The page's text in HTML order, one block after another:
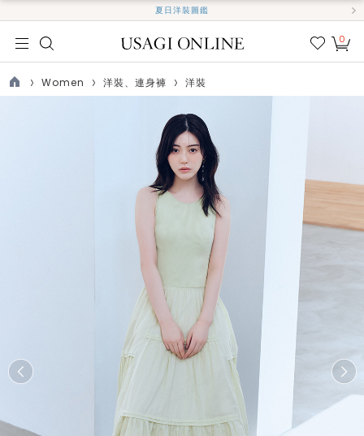
夏日洋裝圖鑑
我的
0
TOP
Women 洋裝、連身褲 洋裝